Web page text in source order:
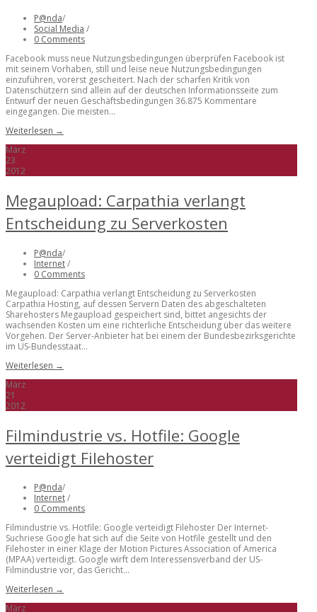
P@nda/
Social Media /
0 Comments
Facebook muss neue Nutzungsbedingungen überprüfen Facebook ist
mit seinem Vorhaben, still und leise neue Nutzungsbedingungen
einzuführen, vorerst gescheitert. Nach der scharfen Kritik von
Datenschützern sind allein auf der deutschen Informationsseite zum
Entwurf der neuen Geschäftsbedingungen 36.875 Kommentare
eingegangen. Die meisten...
Weiterlesen →
März
23
2012
Megaupload: Carpathia verlangt
Entscheidung zu Serverkosten
P@nda/
Internet/
0 Comments
Megaupload: Carpathia verlangt Entscheidung zu Serverkosten
Carpathia Hosting, auf dessen Servern Daten des abgeschalteten
Sharehosters Megaupload gespeichert sind, bittet angesichts der
wachsenden Kosten um eine richterliche Entscheidung über das weitere
Vorgehen. Der Server-Anbieter hat bei einem der Bundesbezirksgerichte
im US-Bundesstaat...
Weiterlesen →
März
21
2012
Filmindustrie vs. Hotfile: Google
verteidigt Filehoster
P@nda/
Internet/
0 Comments
Filmindustrie vs. Hotfile: Google verteidigt Filehoster Der Internet-
Suchriese Google hat sich auf die Seite von Hotfile gestellt und den
Filehoster in einer Klage der Motion Pictures Association of America
(MPAA) verteidigt. Google wirft dem Interessensverband der US-
Filmindustrie vor, das Gericht...
Weiterlesen →
März